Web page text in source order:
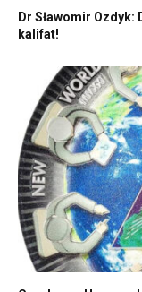
Dr Sławomir
kalifat!